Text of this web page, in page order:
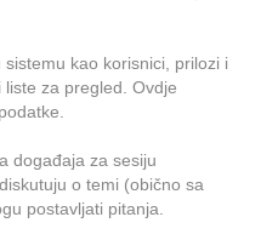
kao korisnici, prilozi i
za pregled. Ovdje
događaja za sesiju
o temi (obično sa
postavljati pitanja.